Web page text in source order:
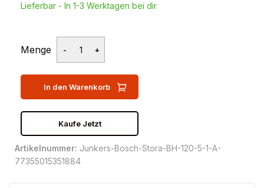
Lieferbar - In 1-3 Werktagen bei dir
Menge
In den Warenkorb
Kaufe Jetzt
Artikelnummer: Junkers-Bosch-Stora-BH-120-5-1-A-
77355015351884